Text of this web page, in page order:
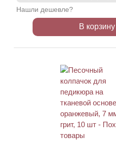
Нашли дешевле?
В корзину